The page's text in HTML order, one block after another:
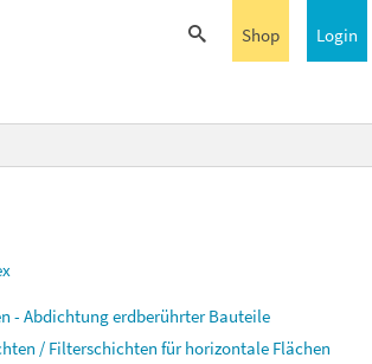
Login
Shop
- Abdichtung erdberührter Bauteile
/ Filterschichten für horizontale Flächen